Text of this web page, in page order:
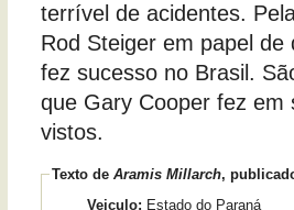
terrível de acidentes.
Rod Steiger em papel
fez sucesso no Brasil.
que Gary Cooper fez em
vistos.
Texto de Aramis Millarch,
Veiculo: Estado do Paraná